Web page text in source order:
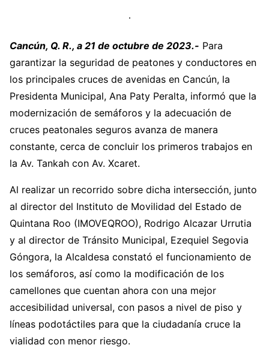
Cancún, Q. R., a 21 de octubre de 2023.- Para
garantizar la seguridad de peatones y conductores en
los principales cruces de avenidas en Cancún, la
Presidenta Municipal, Ana Paty Peralta, informó que la
modernización de semáforos y la adecuación de
cruces peatonales seguros avanza de manera
constante, cerca de concluir los primeros trabajos en
la Av. Tankah con Av. Xcaret.
Al realizar un recorrido sobre dicha intersección, junto
al director del Instituto de Movilidad del Estado de
Quintana Roo (IMOVEQROO), Rodrigo Alcazar Urrutia
y al director de Tránsito Municipal, Ezequiel Segovia
Góngora, la Alcaldesa constató el funcionamiento de
los semáforos, así como la modificación de los
camellones que cuentan ahora con una mejor
accesibilidad universal, con pasos a nivel de piso y
líneas podotáctiles para que la ciudadanía cruce la
vialidad con menor riesgo.